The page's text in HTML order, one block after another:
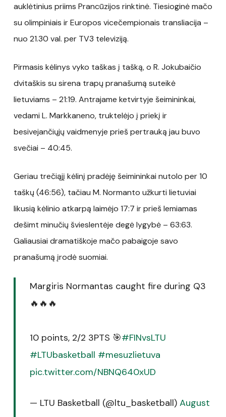
auklėtinius priims Prancūzijos rinktinė. Tiesioginė mačo
su olimpiniais ir Europos vicečempionais transliacija –
nuo 21.30 val. per TV3 televiziją.
Pirmasis kėlinys vyko taškas į tašką, o R. Jokubaičio
dvitaškis su sirena trapų pranašumą suteikė
lietuviams – 21:19. Antrajame ketvirtyje šeimininkai,
vedami L. Markkaneno, truktelėjo į priekį ir
besivejančiųjų vaidmenyje prieš pertrauką jau buvo
svečiai – 40:45.
Geriau trečiąjį kėlinį pradėję šeimininkai nutolo per 10
taškų (46:56), tačiau M. Normanto užkurti lietuviai
likusią kėlinio atkarpą laimėjo 17:7 ir prieš lemiamas
dešimt minučių švieslentėje degė lygybė – 63:63.
Galiausiai dramatiškoje mačo pabaigoje savo
pranašumą įrodė suomiai.
Margiris Normantas caught fire during Q3
🔥🔥🔥
10 points, 2/2 3PTS 🎯#FINvsLTU
#LTUbasketball #mesuzlietuva
pic.twitter.com/NBNQ640xUD
— LTU Basketball (@ltu_basketball)August